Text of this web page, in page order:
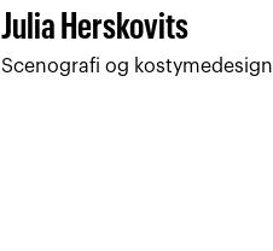
Julia Herskovits
Scenografi og kostymedesign